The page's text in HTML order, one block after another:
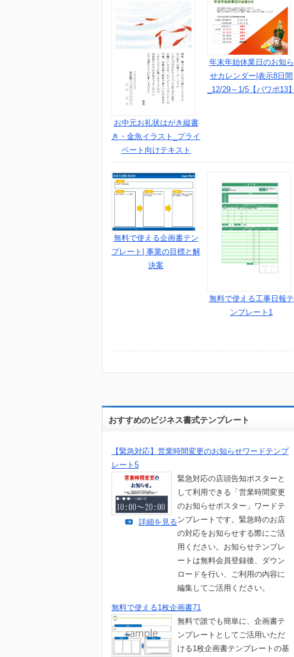
お中元お礼状はがき縦書
き・金魚イラスト_プライ
ベート向けテキスト
年末年始休業日のお知ら
せカレンダー|表示8日間
_12/29～1/5【パワポ13】
無料で使える企画書テン
プレート| 事業の目標と解
決案
無料で使える工事日報テ
ンプレート1
おすすめのビジネス書式テンプレート
【緊急対応】営業時間変更のお知らせワードテンプ
レート5
緊急対応の店頭告知ポスターと
して利用できる「営業時間変更
のお知らせポスター」ワードテ
ンプレートです。緊急時のお店
の対応をお知らせする際にご活
用ください。お知らせテンプレ
ートは無料会員登録後、ダウン
ロードを行い、ご利用の内容に
編集してご活用ください。
詳細を見る
無料で使える1枚企画書71
無料で誰でも簡単に、企画書テ
ンプレートとしてご活用いただ
ける1枚企画書テンプレートの基